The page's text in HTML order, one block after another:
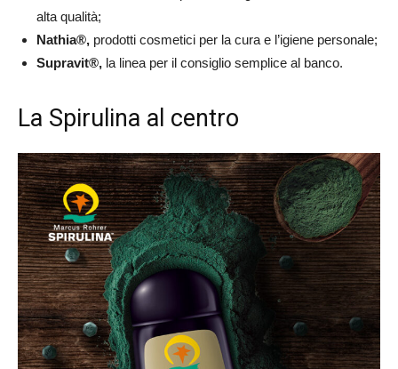
alta qualità;
Nathia®, prodotti cosmetici per la cura e l’igiene personale;
Supravit®, la linea per il consiglio semplice al banco.
La Spirulina al centro